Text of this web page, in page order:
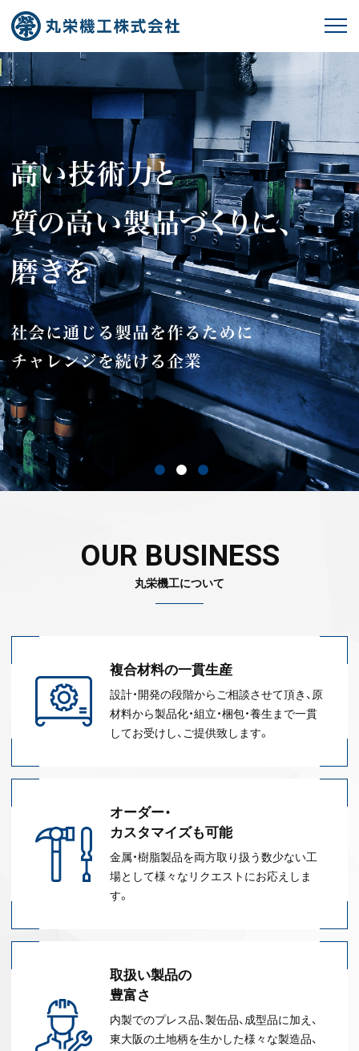
OUR BUSINESS
丸栄機工について
複合材料の一貫生産
設計・開発の段階からご相談させて頂き、原
材料から製品化・組立・梱包・養生まで一貫
してお受けし、ご提供致します。
オーダー・
カスタマイズも可能
金属・樹脂製品を両方取り扱う数少ない工
場として様々なリクエストにお応えしま
す。
取扱い製品の
豊富さ
内製でのプレス品、製缶品、成型品に加え、
東大阪の土地柄を生かした様々な製造品、